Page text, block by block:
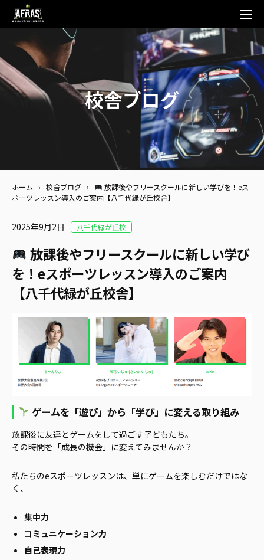
t
e
n
a
v
i
g
a
t
n
校舎ブログ
ホーム › 校舎ブログ ›
放課後やフリースクールに新しい学びを！eス
ポーツレッスン導入のご案内【八千代緑が丘校舎】
2025年9月2日 八千代緑が丘校
放課後やフリースクールに新しい学び
を！eスポーツレッスン導入のご案内
【八千代緑が丘校舎】
ゲームを「遊び」から「学び」に変える取り組み
放課後に友達とゲームをして過ごす子どもたち。
その時間を「成長の機会」に変えてみませんか？
私たちのeスポーツレッスンは、単にゲームを楽しむだけではな
く、
集中力
コミュニケーション力
自己表現力